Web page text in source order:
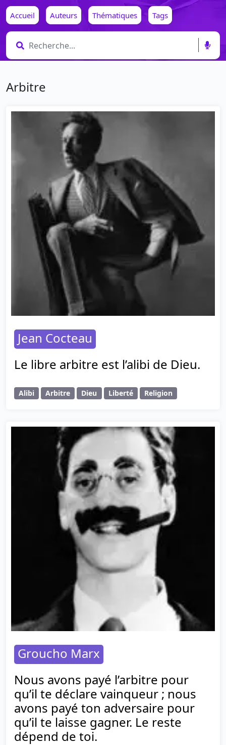
Accueil Auteurs Thématiques Tags
Arbitre
Jean Cocteau
Le libre arbitre est l’alibi de Dieu.
Alibi Arbitre Dieu Liberté Religion
Groucho Marx
Nous avons payé l’arbitre pour
qu’il te déclare vainqueur ; nous
avons payé ton adversaire pour
qu’il te laisse gagner. Le reste
dépend de toi.